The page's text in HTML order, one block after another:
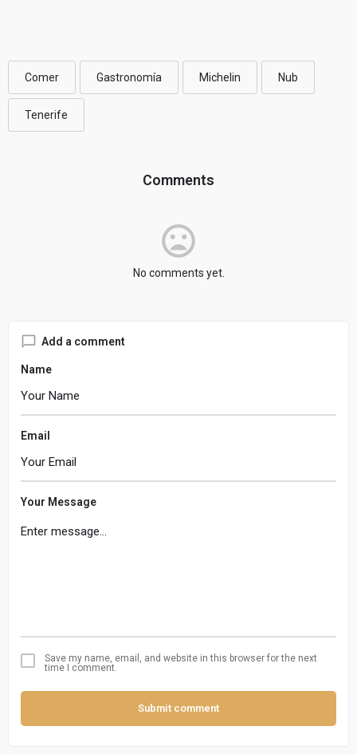
Comer Gastronomía Michelin Nub
Tenerife
Comments
mood_bad
No comments yet.
Add a comment
Name
Email
Your Message
Save my name, email, and website in this browser for the next
time I comment.
Submit comment